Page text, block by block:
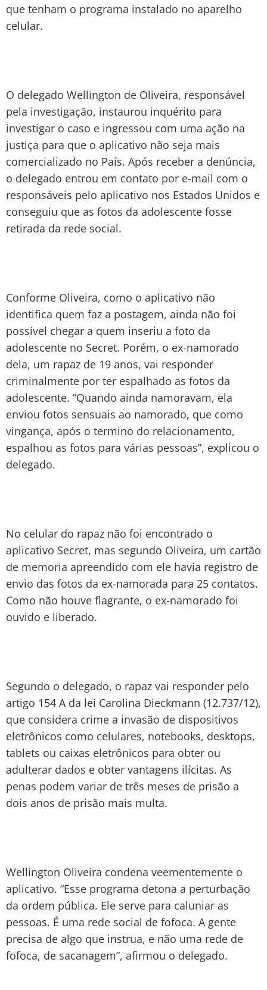
que tenham o programa instalado no aparelho
celular.
O delegado Wellington de Oliveira, responsável
pela investigação, instaurou inquérito para
investigar o caso e ingressou com uma ação na
justiça para que o aplicativo não seja mais
comercializado no País. Após receber a denúncia,
o delegado entrou em contato por e-mail com o
responsáveis pelo aplicativo nos Estados Unidos e
conseguiu que as fotos da adolescente fosse
retirada da rede social.
Conforme Oliveira, como o aplicativo não
identifica quem faz a postagem, ainda não foi
possível chegar a quem inseriu a foto da
adolescente no Secret. Porém, o ex-namorado
dela, um rapaz de 19 anos, vai responder
criminalmente por ter espalhado as fotos da
adolescente. “Quando ainda namoravam, ela
enviou fotos sensuais ao namorado, que como
vingança, após o termino do relacionamento,
espalhou as fotos para várias pessoas”, explicou o
delegado.
No celular do rapaz não foi encontrado o
aplicativo Secret, mas segundo Oliveira, um cartão
de memoria apreendido com ele havia registro de
envio das fotos da ex-namorada para 25 contatos.
Como não houve flagrante, o ex-namorado foi
ouvido e liberado.
Segundo o delegado, o rapaz vai responder pelo
artigo 154 A da lei Carolina Dieckmann (12.737/12),
que considera crime a invasão de dispositivos
eletrônicos como celulares, notebooks, desktops,
tablets ou caixas eletrônicos para obter ou
adulterar dados e obter vantagens ilícitas. As
penas podem variar de três meses de prisão a
dois anos de prisão mais multa.
Wellington Oliveira condena veementemente o
aplicativo. “Esse programa detona a perturbação
da ordem pública. Ele serve para caluniar as
pessoas. É uma rede social de fofoca. A gente
precisa de algo que instrua, e não uma rede de
fofoca, de sacanagem”, afirmou o delegado.